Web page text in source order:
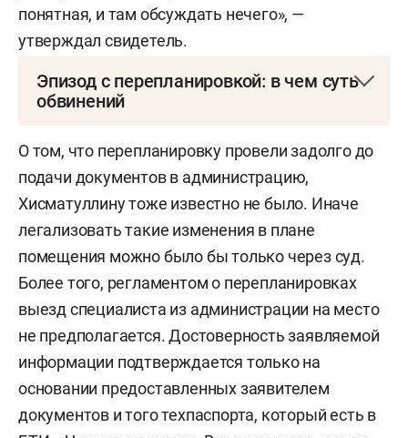
понятная, и там обсуждать нечего», —
утверждал свидетель.
Эпизод с перепланировкой: в чем суть
обвинений
Миронова закупила три помещения почти на 500
«квадратов» на первом этаже 24-этажного дома
№1 на Комсомольской улице, а затем сдала их в
«Пятерочка». Она дала согласие на то, что
арендатор будет проводить перепланировку
помещений, что он и сделал, превратив три
отдельные комнаты в одну цельную. При этом
Миронова не успела зарегистрировать
образовавшееся помещение до конца 2018 года,
а с начала 2019-го в силу вступил закон, по
О том, что перепланировку провели задолго до
подачи документов в администрацию,
Хисматуллину тоже известно не было. Иначе
легализовать такие изменения в плане
помещения можно было бы только через суд.
Более того, регламентом о перепланировках
выезд специалиста из администрации на место
не предполагается. Достоверность заявляемой
информации подтверждается только на
основании предоставленных заявителем
документов и того техпаспорта, который есть в